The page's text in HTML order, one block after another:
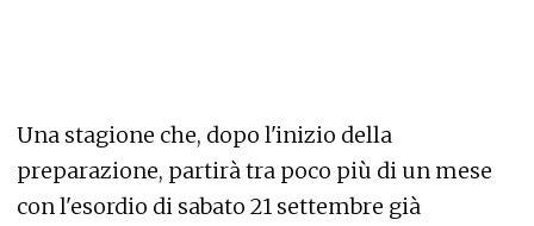
Una stagione che, dopo l'inizio della
preparazione, partirà tra poco più di un mese
con l'esordio di sabato 21 settembre già